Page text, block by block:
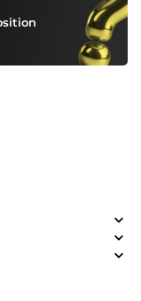
: votre entière